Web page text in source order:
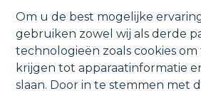
Om u de best mogelijke
gebruiken zowel wij als derde
technologieën zoals cookies
krijgen tot apparaatinformatie
slaan. Door in te stemmen met
eveneens kan u uw fiets
Er worden zonnepanelen
onder 6% btw mogelijk. De
voor wie prijsbewust ‘dichtbij
met vaartzicht.